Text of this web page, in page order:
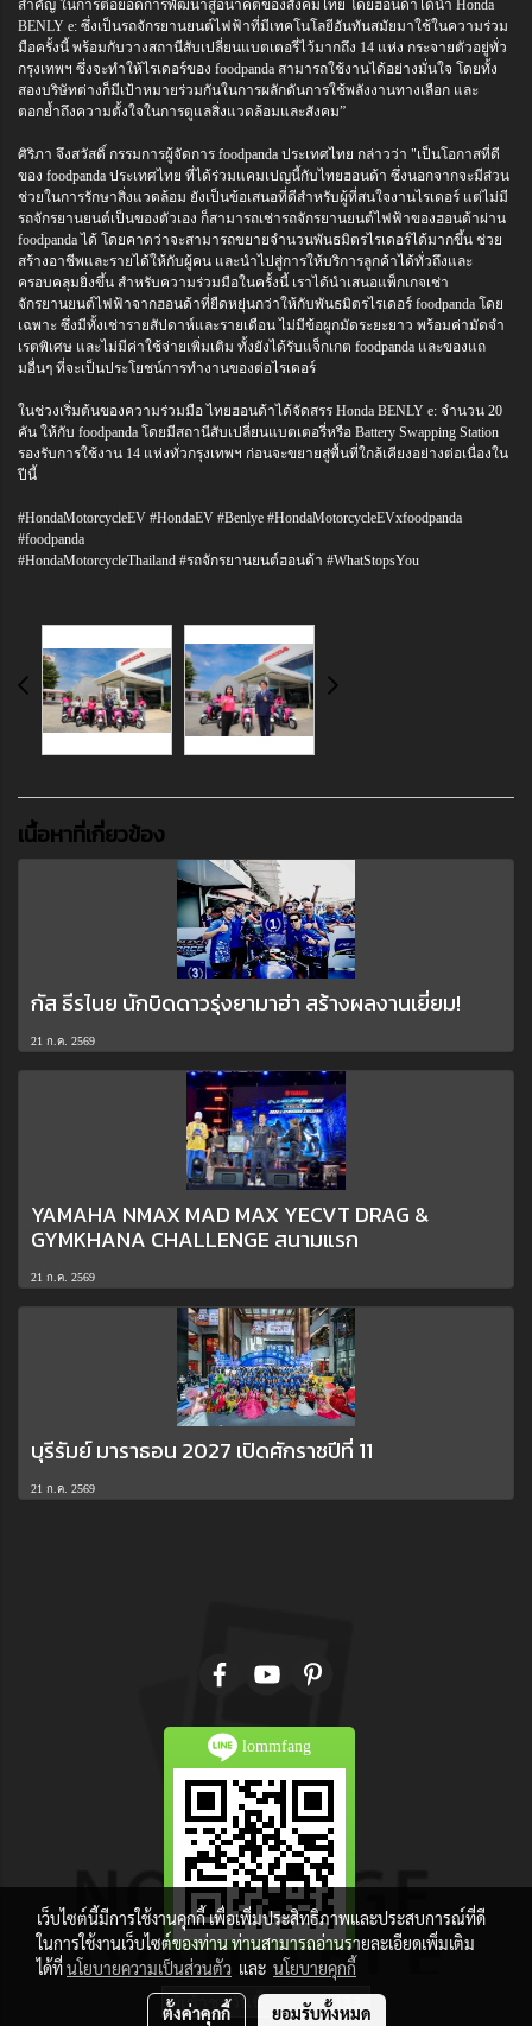
สำคัญ ในการต่อยอดการพัฒนาสู่อนาคตของสังคมไทย โดยฮอนด้าได้นำ Honda
BENLY e: ซึ่งเป็นรถจักรยานยนต์ไฟฟ้าที่มีเทคโนโลยีอันทันสมัยมาใช้ในความร่วม
มือครั้งนี้ พร้อมกับวางสถานีสับเปลี่ยนแบตเตอรี่ไว้มากถึง 14 แห่ง กระจายตัวอยู่ทั่ว
กรุงเทพฯ ซึ่งจะทำให้ไรเดอร์ของ foodpanda สามารถใช้งานได้อย่างมั่นใจ โดยทั้ง
สองบริษัทต่างก็มีเป้าหมายร่วมกันในการผลักดันการใช้พลังงานทางเลือก และ
ตอกย้ำถึงความตั้งใจในการดูแลสิ่งแวดล้อมและสังคม”
ศิริภา จึงสวัสดิ์ กรรมการผู้จัดการ foodpanda ประเทศไทย กล่าวว่า "เป็นโอกาสที่ดี
ของ foodpanda ประเทศไทย ที่ได้ร่วมแคมเปญนี้กับไทยฮอนด้า ซึ่งนอกจากจะมีส่วน
ช่วยในการรักษาสิ่งแวดล้อม ยังเป็นข้อเสนอที่ดีสำหรับผู้ที่สนใจงานไรเดอร์ แต่ไม่มี
รถจักรยานยนต์เป็นของตัวเอง ก็สามารถเช่ารถจักรยานยนต์ไฟฟ้าของฮอนด้าผ่าน
foodpanda ได้ โดยคาดว่าจะสามารถขยายจำนวนพันธมิตรไรเดอร์ได้มากขึ้น ช่วย
สร้างอาชีพและรายได้ให้กับผู้คน และนำไปสู่การให้บริการลูกค้าได้ทั่วถึงและ
ครอบคลุมยิ่งขึ้น สำหรับความร่วมมือในครั้งนี้ เราได้นำเสนอแพ็กเกจเช่า
จักรยานยนต์ไฟฟ้าจากฮอนด้าที่ยืดหยุ่นกว่าให้กับพันธมิตรไรเดอร์ foodpanda โดย
เฉพาะ ซึ่งมีทั้งเช่ารายสัปดาห์และรายเดือน ไม่มีข้อผูกมัดระยะยาว พร้อมค่ามัดจำ
เรตพิเศษ และไม่มีค่าใช้จ่ายเพิ่มเติม ทั้งยังได้รับแจ็กเกต foodpanda และของแถ
มอื่นๆ ที่จะเป็นประโยชน์การทำงานของต่อไรเดอร์
ในช่วงเริ่มต้นของความร่วมมือ ไทยฮอนด้าได้จัดสรร Honda BENLY e: จำนวน 20
คัน ให้กับ foodpanda โดยมีสถานีสับเปลี่ยนแบตเตอรี่หรือ Battery Swapping Station
รองรับการใช้งาน 14 แห่งทั่วกรุงเทพฯ ก่อนจะขยายสู่พื้นที่ใกล้เคียงอย่างต่อเนื่องใน
ปีนี้
#HondaMotorcycleEV #HondaEV #Benlye #HondaMotorcycleEVxfoodpanda
#foodpanda
#HondaMotorcycleThailand #รถจักรยานยนต์ฮอนด้า #WhatStopsYou
เนื้อหาที่เกี่ยวข้อง
กัส ธีรไนย นักบิดดาวรุ่งยามาฮ่า สร้างผลงานเยี่ยม!
21 ก.ค. 2569
YAMAHA NMAX MAD MAX YECVT DRAG &
GYMKHANA CHALLENGE สนามแรก
21 ก.ค. 2569
บุรีรัมย์ มาราธอน 2027 เปิดศักราชปีที่ 11
21 ก.ค. 2569
lommfang
ผู้เข้าชมวันนี้ 133
เว็บไซต์นี้มีการใช้งานคุกกี้ เพื่อเพิ่มประสิทธิภาพและประสบการณ์ที่ดี
ในการใช้งานเว็บไซต์ของท่าน ท่านสามารถอ่านรายละเอียดเพิ่มเติม
ได้ที่นโยบายความเป็นส่วนตัว และ นโยบายคุกกี้
ตั้งค่าคุกกี้ ยอมรับทั้งหมด